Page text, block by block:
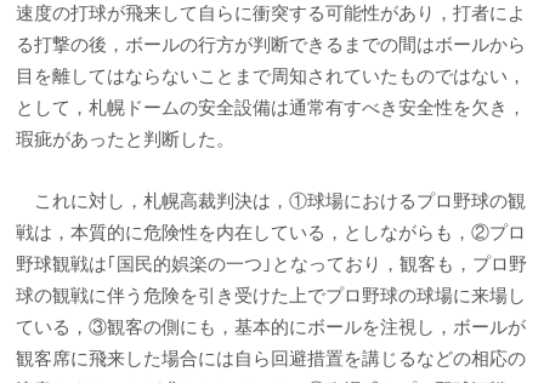
速度の打球が飛来して自らに衝突する可能性があり，打者によ
る打撃の後，ボールの行方が判断できるまでの間はボールから
目を離してはならないことまで周知されていたものではない，
として，札幌ドームの安全設備は通常有すべき安全性を欠き，
瑕疵があったと判断した。
これに対し，札幌高裁判決は，①球場におけるプロ野球の観
戦は，本質的に危険性を内在している，としながらも，②プロ
野球観戦は｢国民的娯楽の一つ｣となっており，観客も，プロ野
球の観戦に伴う危険を引き受けた上でプロ野球の球場に来場し
ている，③観客の側にも，基本的にボールを注視し，ボールが
観客席に飛来した場合には自ら回避措置を講じるなどの相応の